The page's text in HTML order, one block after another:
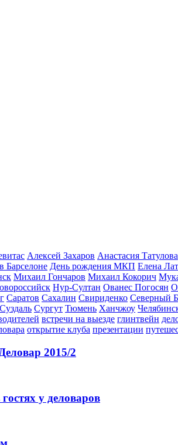
Алексей Захаров Анастасия Татулова
Барселоне День рождения МКП Елена
Михаил Гончаров Михаил Кокорич
Нур-Султан Ованес Погосян
Саратов Сахалин Свириденко Северный
Суздаль Сургут Тюмень Ханчжоу
встречи на выезде глинтвейн
открытие клуба презентации
2015/2
у деловаров